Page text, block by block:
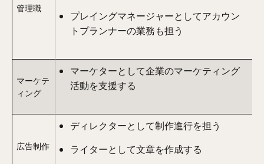
管理職
プレイングマネージャーとしてアカウン
トプランナーの業務も担う
マーケテ
ィング
マーケターとして企業のマーケティング
活動を支援する
広告制作
ディレクターとして制作進行を担う
ライターとして文章を作成する